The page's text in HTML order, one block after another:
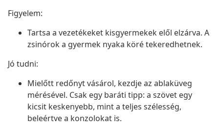
Figyelem:
Tartsa a vezetékeket kisgyermekek elől elzárva. A
zsinórok a gyermek nyaka köré tekeredhetnek.
Jó tudni:
Mielőtt redőnyt vásárol, kezdje az ablaküveg
mérésével. Csak egy baráti tipp: a szövet egy
kicsit keskenyebb, mint a teljes szélesség,
beleértve a konzolokat is.